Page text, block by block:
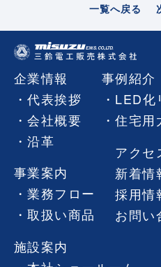
一覧へ戻る
企業情報
代表挨拶
会社概要
沿革
事例紹介
LED化
住宅用
事業案内
業務フロー
取扱い商品
アクセ
新着情
採用情
お問い
施設案内